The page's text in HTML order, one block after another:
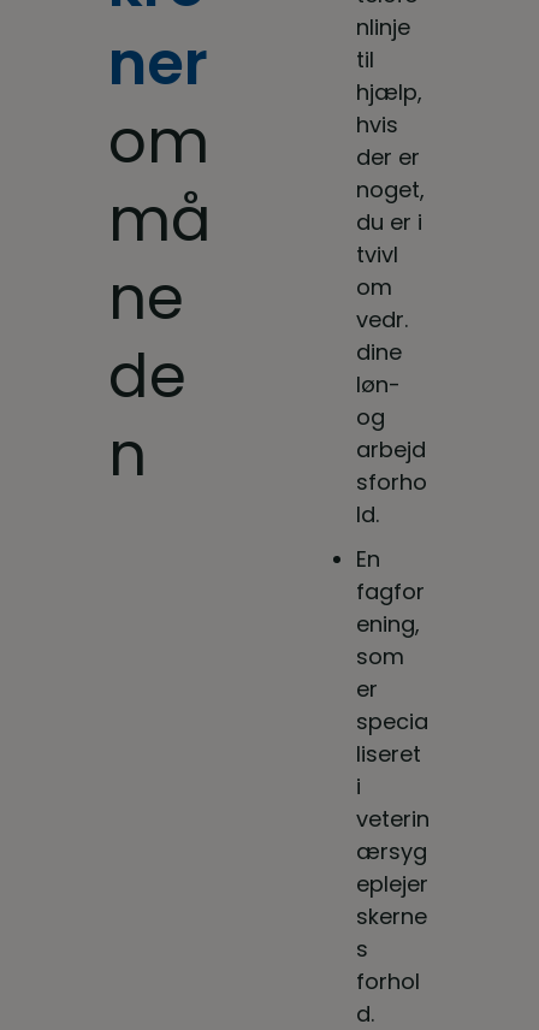
ner
om
må
ne
de
n
nlinje
til
hjælp,
hvis
der er
noget,
du er i
tvivl
om
vedr.
dine
løn-
og
arbejd
sforho
ld.
En
fagfor
ening,
som
er
specia
liseret
i
veterin
ærsyg
eplejer
skerne
s
forhol
d.